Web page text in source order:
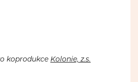
koprodukce Kolonie, z.s.